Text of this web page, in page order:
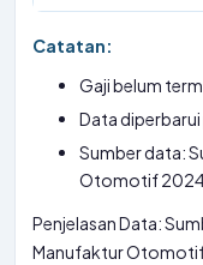
Catatan:
Gaji belum
Data
Sumber data:
Otomotif 2024
Penjelasan Data:
Manufaktur Otomotif